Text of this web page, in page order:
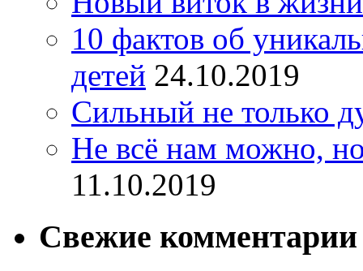
10 фактов об
детей 24.10.2019
Сильный не только
Не всё нам можно,
11.10.2019
Свежие комментарии